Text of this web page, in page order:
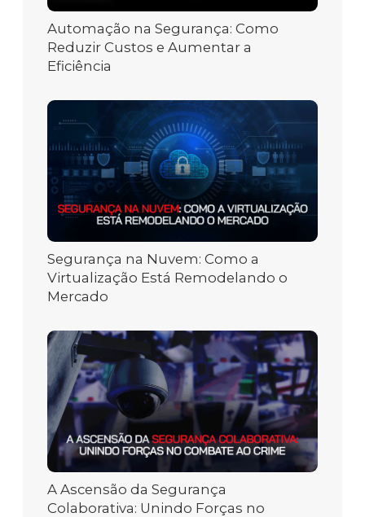
Automação na Segurança: Como
Reduzir Custos e Aumentar a
Eficiência
Segurança na Nuvem: Como a
Virtualização Está Remodelando o
Mercado
A Ascensão da Segurança
Colaborativa: Unindo Forças no